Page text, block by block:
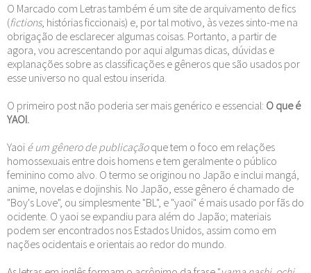
O Marcado com Letras também é um site de arquivamento de fics
(fictions, histórias ficcionais) e, por tal motivo, às vezes sinto-me na
obrigação de esclarecer algumas coisas. Portanto, a partir de
agora, vou acrescentando por aqui algumas dicas, dúvidas e
explanações sobre as classificações e gêneros que são usados por
esse universo no qual estou inserida.
O primeiro post não poderia ser mais genérico e essencial: O que é
YAOI.
Yaoi é um gênero de publicaçãoque tem o foco em relações
homossexuais entre dois homens e tem geralmente o público
feminino como alvo. O termo se originou no Japão e inclui mangá,
anime, novelas e dojinshis. No Japão, esse gênero é chamado de
"Boy's Love", ou simplesmente "BL", e "yaoi" é mais usado por fãs do
ocidente. O yaoi se expandiu para além do Japão; materiais
podem ser encontrados nos Estados Unidos, assim como em
nações ocidentais e orientais ao redor do mundo.